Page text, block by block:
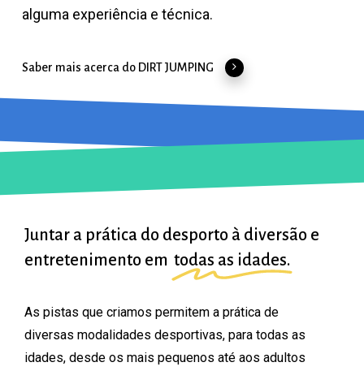
alguma experiência e técnica.
Saber mais acerca do DIRT JUMPING
Juntar a prática do desporto à diversão e
entretenimento em todas as idades.
As pistas que criamos permitem a prática de
diversas modalidades desportivas, para todas as
idades, desde os mais pequenos até aos adultos